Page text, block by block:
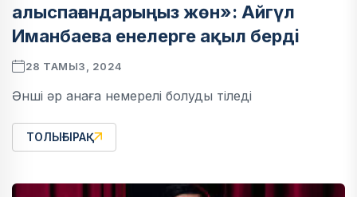
алыспағандарыңыз жөн»: Айгүл
Иманбаева енелерге ақыл берді
28 ТАМЫЗ, 2024
Әнші әр анаға немерелі болуды тіледі
ТОЛЫҒЫРАҚ